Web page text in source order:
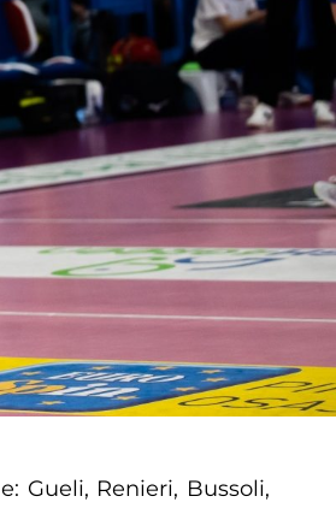
Gueli, Renieri, Bussoli,